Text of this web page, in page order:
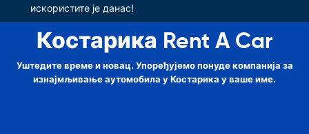
искористите је данас!
Костарика Rent A Car
Уштедите време и новац. Упоређујемо понуде компанија за
изнајмљивање аутомобила у Костарика у ваше име.